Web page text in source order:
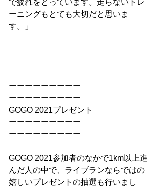
で疲れをとっています。走らないトレ
ーニングもとても大切だと思いま
す。」
ーーーーーーーーー
ーーーーーーーーー
GOGO 2021プレゼント
ーーーーーーーーー
ーーーーーーーーー
GOGO 2021参加者のなかで1km以上進
んだ人の中で、ライブランならではの
嬉しいプレゼントの抽選も行いまし